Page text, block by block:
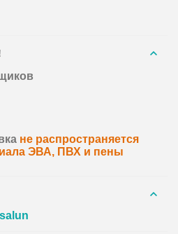
не распространяется
ЭВА, ПВХ и пены